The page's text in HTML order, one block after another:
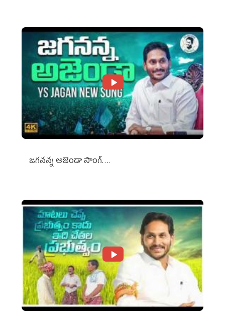
జగనన్న అజెండా సాంగ్….